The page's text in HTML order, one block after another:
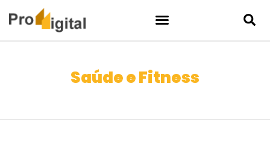
Saúde e Fitness